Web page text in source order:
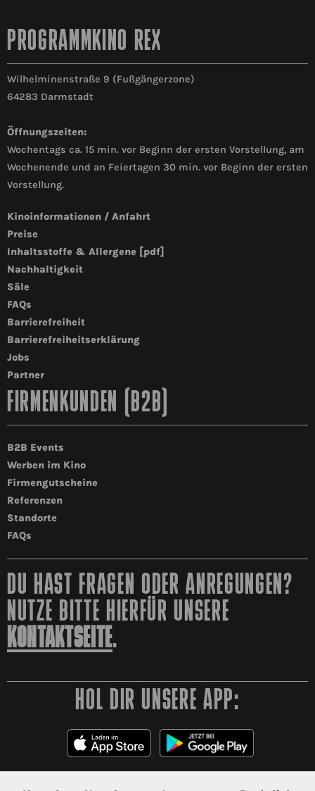
PROGRAMMKINO REX
Wilhelminenstraße 9 (Fußgängerzone)
64283 Darmstadt
Öffnungszeiten:
Wochentags ca. 15 min. vor Beginn der ersten Vorstellung, am
Wochenende und an Feiertagen 30 min. vor Beginn der ersten
Vorstellung.
Kinoinformationen / Anfahrt
Preise
Inhaltsstoffe & Allergene [pdf]
Nachhaltigkeit
Säle
FAQs
Barrierefreiheit
Barrierefreiheitserklärung
Jobs
Partner
FIRMENKUNDEN (B2B)
B2B Events
Werben im Kino
Firmengutscheine
Referenzen
Standorte
FAQs
DU HAST FRAGEN ODER ANREGUNGEN?
NUTZE BITTE HIERFÜR UNSERE
KONTAKTSEITE.
HOL DIR UNSERE APP: